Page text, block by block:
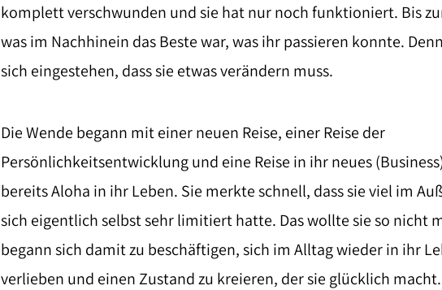
komplett verschwunden und sie hat nur noch funktioniert. Bis
was im Nachhinein das Beste war, was ihr passieren konnte.
sich eingestehen, dass sie etwas verändern muss.
Die Wende begann mit einer neuen Reise, einer Reise der
Persönlichkeitsentwicklung und eine Reise in ihr neues
bereits Aloha in ihr Leben. Sie merkte schnell, dass sie viel im
sich eigentlich selbst sehr limitiert hatte. Das wollte sie so nicht
begann sich damit zu beschäftigen, sich im Alltag wieder in ihr
verlieben und einen Zustand zu kreieren, der sie glücklich macht.